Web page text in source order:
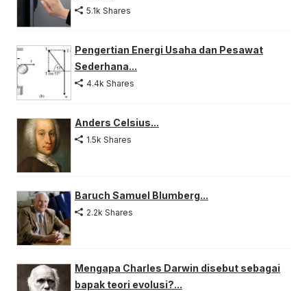
5.1k Shares
Pengertian Energi Usaha dan Pesawat
Sederhana...
4.4k Shares
Anders Celsius...
1.5k Shares
Baruch Samuel Blumberg...
2.2k Shares
Mengapa Charles Darwin disebut sebagai
bapak teori evolusi?...